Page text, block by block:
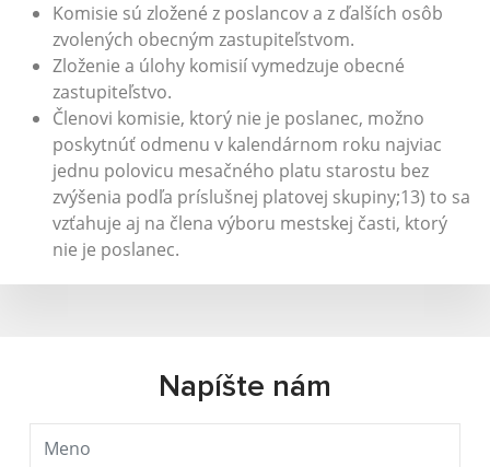
Komisie sú zložené z poslancov a z ďalších osôb
zvolených obecným zastupiteľstvom.
Zloženie a úlohy komisií vymedzuje obecné
zastupiteľstvo.
Členovi komisie, ktorý nie je poslanec, možno
poskytnúť odmenu v kalendárnom roku najviac
jednu polovicu mesačného platu starostu bez
zvýšenia podľa príslušnej platovej skupiny;13) to sa
vzťahuje aj na člena výboru mestskej časti, ktorý
nie je poslanec.
Napíšte nám